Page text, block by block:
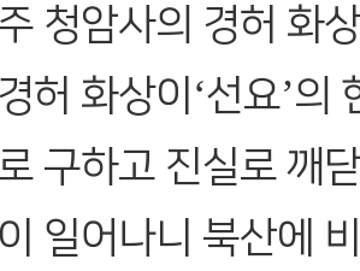
청암사의 경허 화
허 화상이‘선요’의
구하고 진실로 깨
일어나니 북산에